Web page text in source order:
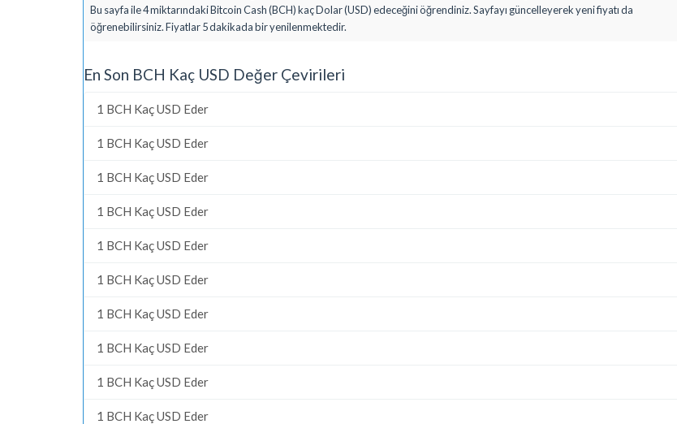
Bu sayfa ile 4 miktarındaki Bitcoin Cash (BCH) kaç Dolar (USD) edeceğini öğrendiniz. Sayfayı güncelleyerek yeni fiyatı da
öğrenebilirsiniz. Fiyatlar 5 dakikada bir yenilenmektedir.
En Son BCH Kaç USD Değer Çevirileri
1 BCH Kaç USD Eder
1 BCH Kaç USD Eder
1 BCH Kaç USD Eder
1 BCH Kaç USD Eder
1 BCH Kaç USD Eder
1 BCH Kaç USD Eder
1 BCH Kaç USD Eder
1 BCH Kaç USD Eder
1 BCH Kaç USD Eder
1 BCH Kaç USD Eder